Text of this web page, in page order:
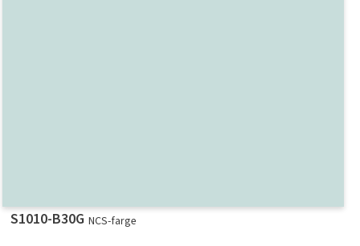
S1010-B30G NCS-farge